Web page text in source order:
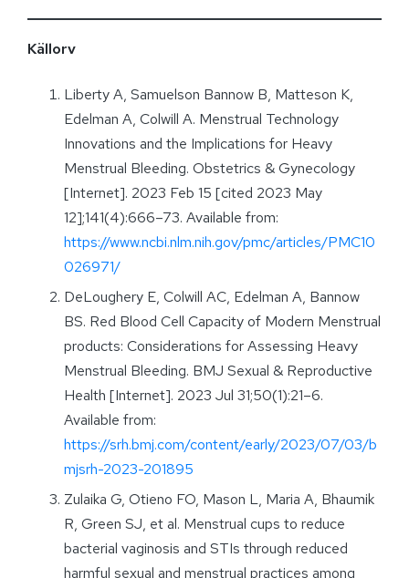
Källorv
Liberty A, Samuelson Bannow B, Matteson K,
Edelman A, Colwill A. Menstrual Technology
Innovations and the Implications for Heavy
Menstrual Bleeding. Obstetrics & Gynecology
[Internet]. 2023 Feb 15 [cited 2023 May
12];141(4):666–73. Available from:
https://www.ncbi.nlm.nih.gov/pmc/articles/PMC10
026971/
DeLoughery E, Colwill AC, Edelman A, Bannow
BS. Red Blood Cell Capacity of Modern Menstrual
products: Considerations for Assessing Heavy
Menstrual Bleeding. BMJ Sexual & Reproductive
Health [Internet]. 2023 Jul 31;50(1):21–6.
Available from:
https://srh.bmj.com/content/early/2023/07/03/b
mjsrh-2023-201895
Zulaika G, Otieno FO, Mason L, Maria A, Bhaumik
R, Green SJ, et al. Menstrual cups to reduce
bacterial vaginosis and STIs through reduced
harmful sexual and menstrual practices among